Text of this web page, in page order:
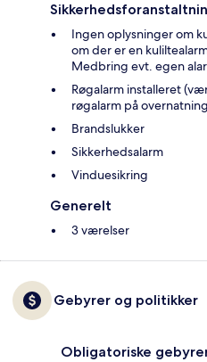
Ingen oplysninger om
om der er en
Medbring evt. egen
Røgalarm installeret
røgalarm på
Brandslukker
Sikkerhedsalarm
Vinduesikring
Generelt
3 værelser
Gebyrer og politikker
Obligatoriske